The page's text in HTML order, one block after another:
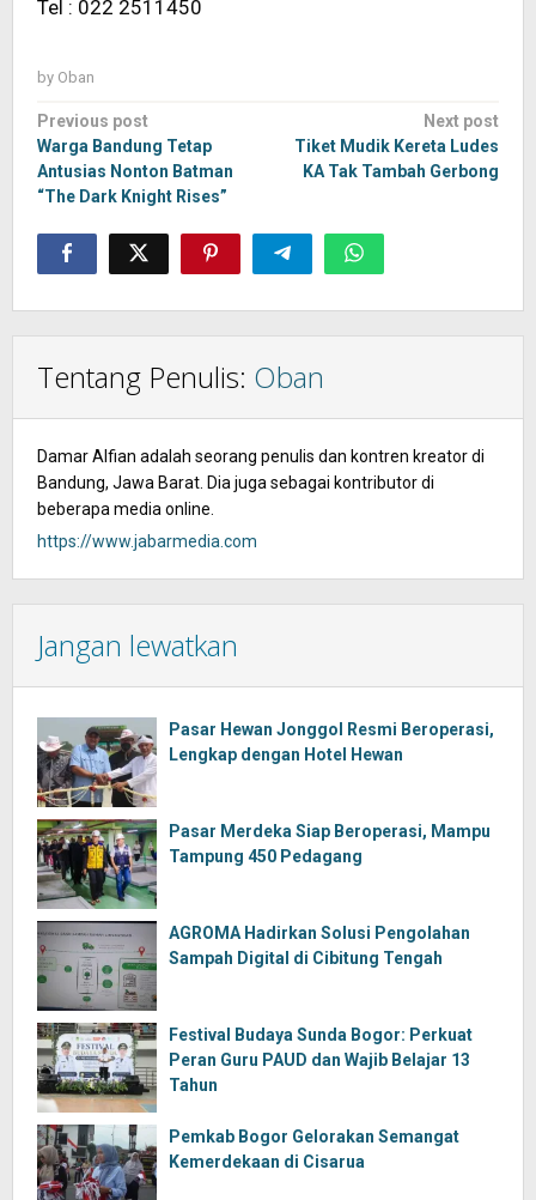
Tel : 022 2511450
by Oban
Post
navigation
Previous post
Warga Bandung Tetap
Antusias Nonton Batman
“The Dark Knight Rises”
Next post
Tiket Mudik Kereta Ludes
KA Tak Tambah Gerbong
Tentang Penulis: Oban
Damar Alfian adalah seorang penulis dan kontren kreator di
Bandung, Jawa Barat. Dia juga sebagai kontributor di
beberapa media online.
https://www.jabarmedia.com
Jangan lewatkan
Pasar Hewan Jonggol Resmi Beroperasi,
Lengkap dengan Hotel Hewan
Pasar Merdeka Siap Beroperasi, Mampu
Tampung 450 Pedagang
AGROMA Hadirkan Solusi Pengolahan
Sampah Digital di Cibitung Tengah
Festival Budaya Sunda Bogor: Perkuat
Peran Guru PAUD dan Wajib Belajar 13
Tahun
Pemkab Bogor Gelorakan Semangat
Kemerdekaan di Cisarua